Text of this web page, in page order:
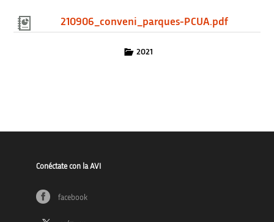
210906_conveni_parques-PCUA.pdf
2021
Conéctate con la AVI
facebook